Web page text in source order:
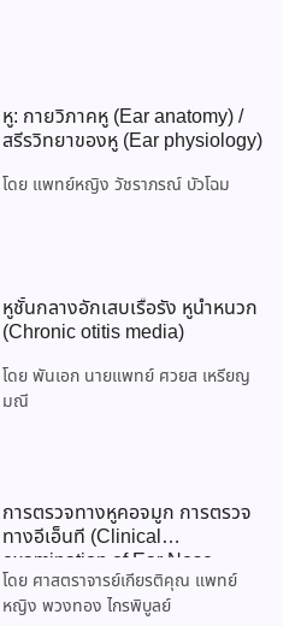
หู: กายวิภาคหู (Ear anatomy) /
สรีรวิทยาของหู (Ear physiology)
โดย แพทย์หญิง วัชราภรณ์ บัวโฉม
หูชั้นกลางอักเสบเรื้อรัง หูน้ำหนวก
(Chronic otitis media)
โดย พันเอก นายแพทย์ ศวยส เหรียญ
มณี
การตรวจทางหูคอจมูก การตรวจ
ทางอีเอ็นที (Clinical
examination of Ear Nose
Throat or Clinical ENT
examination)
โดย ศาสตราจารย์เกียรติคุณ แพทย์
หญิง พวงทอง ไกรพิบูลย์